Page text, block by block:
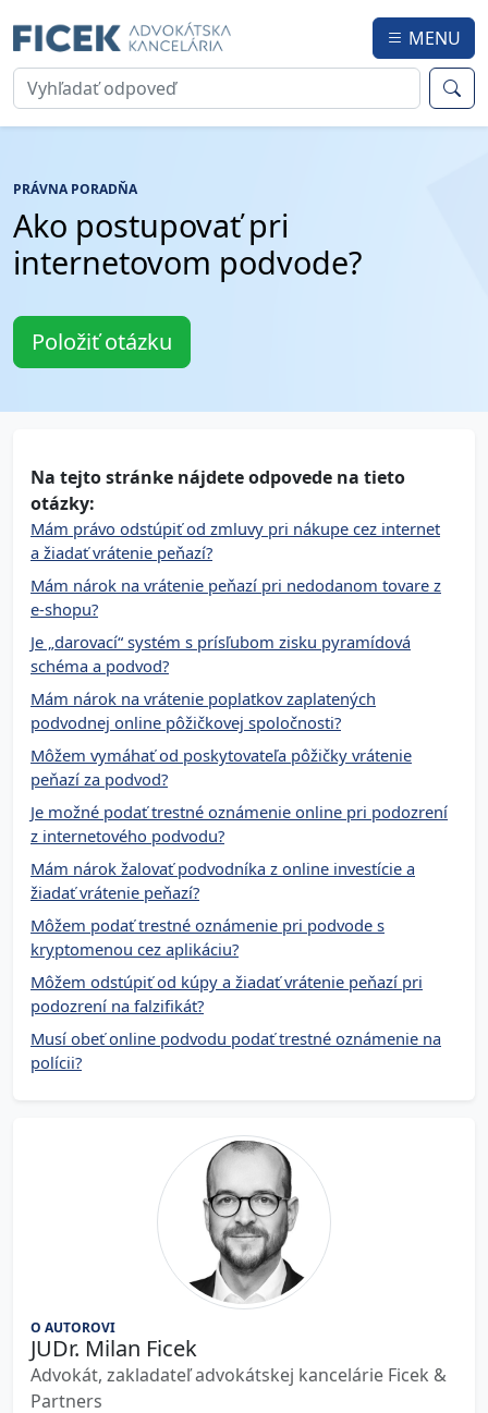
MENU
PRÁVNA PORADŇA
Ako postupovať pri
internetovom podvode?
Položiť otázku
Na tejto stránke nájdete odpovede na tieto
otázky:
Mám právo odstúpiť od zmluvy pri nákupe cez internet
a žiadať vrátenie peňazí?
Mám nárok na vrátenie peňazí pri nedodanom tovare z
e-shopu?
Je „darovací“ systém s prísľubom zisku pyramídová
schéma a podvod?
Mám nárok na vrátenie poplatkov zaplatených
podvodnej online pôžičkovej spoločnosti?
Môžem vymáhať od poskytovateľa pôžičky vrátenie
peňazí za podvod?
Je možné podať trestné oznámenie online pri podozrení
z internetového podvodu?
Mám nárok žalovať podvodníka z online investície a
žiadať vrátenie peňazí?
Môžem podať trestné oznámenie pri podvode s
kryptomenou cez aplikáciu?
Môžem odstúpiť od kúpy a žiadať vrátenie peňazí pri
podozrení na falzifikát?
Musí obeť online podvodu podať trestné oznámenie na
polícii?
O AUTOROVI
JUDr. Milan Ficek
Advokát, zakladateľ advokátskej kancelárie Ficek &
Partners